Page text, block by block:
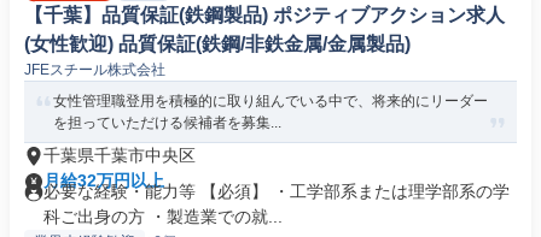
【千葉】品質保証(鉄鋼製品) ポジティブアクション求人
(女性歓迎) 品質保証(鉄鋼/非鉄金属/金属製品)
JFEスチール株式会社
女性管理職登用を積極的に取り組んでいる中で、将来的にリーダー
を担っていただける候補者を募集...
千葉県千葉市中央区
月給32万円以上
必要な経験・能力等 【必須】 ・工学部系または理学部系の学
科ご出身の方 ・製造業での就...